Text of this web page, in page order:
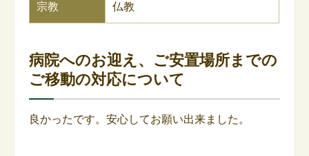
宗教 仏教
病院へのお迎え、ご安置場所までの
ご移動の対応について
良かったです。安心してお願い出来ました。